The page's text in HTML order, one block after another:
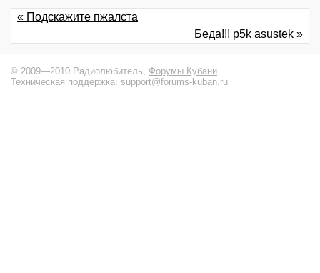
« Подскажите пжалста
Беда!!! p5k asustek »
© 2009—2010 Радиолюбитель, Форумы Кубани.
Техническая поддержка: support@forums-kuban.ru